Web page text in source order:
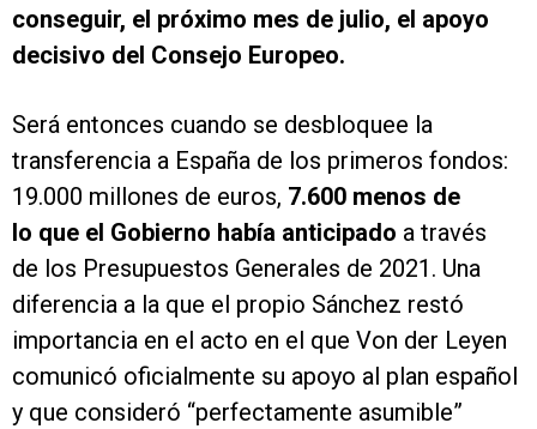
conseguir, el próximo mes de julio, el apoyo
decisivo del Consejo Europeo.
Será entonces cuando se desbloquee la
transferencia a España de los primeros fondos:
19.000 millones de euros, 7.600 menos de
lo que el Gobierno había anticipado a través
de los Presupuestos Generales de 2021. Una
diferencia a la que el propio Sánchez restó
importancia en el acto en el que Von der Leyen
comunicó oficialmente su apoyo al plan español
y que consideró “perfectamente asumible”